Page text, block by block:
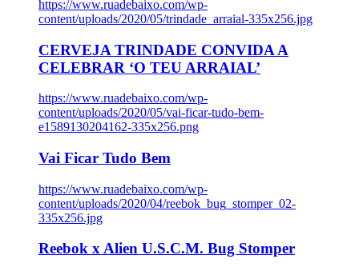
https://www.ruadebaixo.com/wp-
content/uploads/2020/05/trindade_arraial-335x256.jpg
CERVEJA TRINDADE CONVIDA A
CELEBRAR ‘O TEU ARRAIAL’
https://www.ruadebaixo.com/wp-
content/uploads/2020/05/vai-ficar-tudo-bem-
e1589130204162-335x256.png
Vai Ficar Tudo Bem
https://www.ruadebaixo.com/wp-
content/uploads/2020/04/reebok_bug_stomper_02-
335x256.jpg
Reebok x Alien U.S.C.M. Bug Stomper